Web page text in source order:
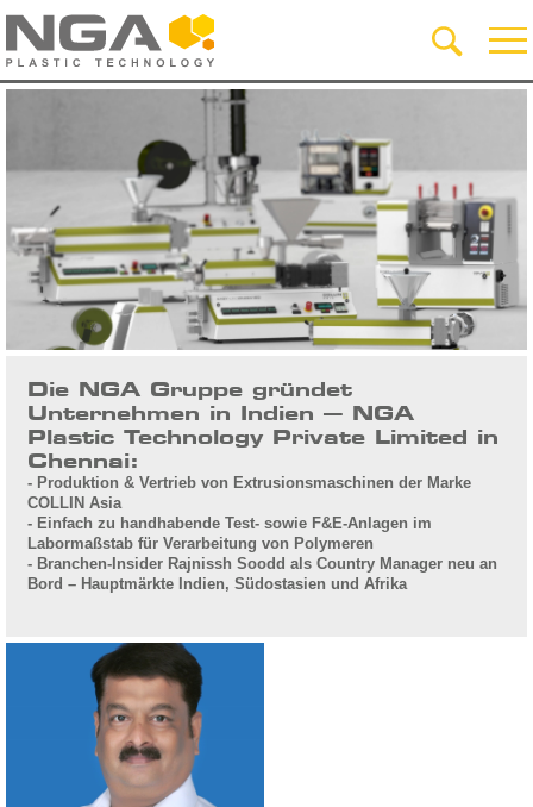
Die NGA Gruppe gründet
Unternehmen in Indien – NGA
Plastic Technology Private Limited in
Chennai:
- Produktion & Vertrieb von Extrusionsmaschinen der Marke
COLLIN Asia
- Einfach zu handhabende Test- sowie F&E-Anlagen im
Labormaßstab für Verarbeitung von Polymeren
- Branchen-Insider Rajnissh Soodd als Country Manager neu an
Bord – Hauptmärkte Indien, Südostasien und Afrika